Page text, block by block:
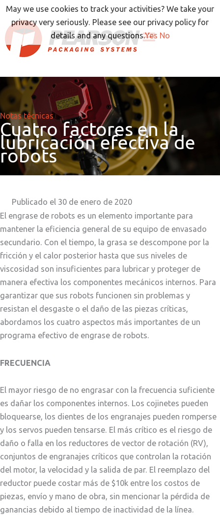
contenido
Notas técnicas
Cuatro factores en la
lubricación efectiva de
robots
Publicado el 30 de enero de 2020
El engrase de robots es un elemento importante para
mantener la eficiencia general de su equipo de envasado
secundario. Con el tiempo, la grasa se descompone por la
fricción y el calor posterior hasta que sus niveles de
viscosidad son insuficientes para lubricar y proteger de
manera efectiva los componentes mecánicos internos. Para
garantizar que sus robots funcionen sin problemas y
resistan el desgaste o el daño de las piezas críticas,
abordamos los cuatro aspectos más importantes de un
programa efectivo de engrase de robots.
FRECUENCIA
El mayor riesgo de no engrasar con la frecuencia suficiente
es dañar los componentes internos. Los cojinetes pueden
bloquearse, los dientes de los engranajes pueden romperse
y los servos pueden tensarse. El más crítico es el riesgo de
daño o falla en los reductores de vector de rotación (RV),
conjuntos de engranajes críticos que controlan la rotación
del motor, la velocidad y la salida de par. El reemplazo del
reductor puede costar más de $10k entre los costos de
piezas, envío y mano de obra, sin mencionar la pérdida de
ganancias debido al tiempo de inactividad de la línea.
May we use cookies to track your activities? We take your
privacy very seriously. Please see our privacy policy for
details and any questions.Yes No